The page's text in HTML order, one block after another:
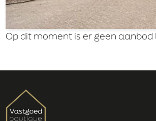
Op dit moment is er geen aanbod